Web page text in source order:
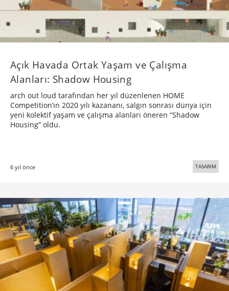
Açık Havada Ortak Yaşam ve Çalışma
Alanları: Shadow Housing
arch out loud tarafından her yıl düzenlenen HOME
Competition’ın 2020 yılı kazananı, salgın sonrası dünya için
yeni kolektif yaşam ve çalışma alanları öneren “Shadow
Housing” oldu.
6 yıl önce TASARIM